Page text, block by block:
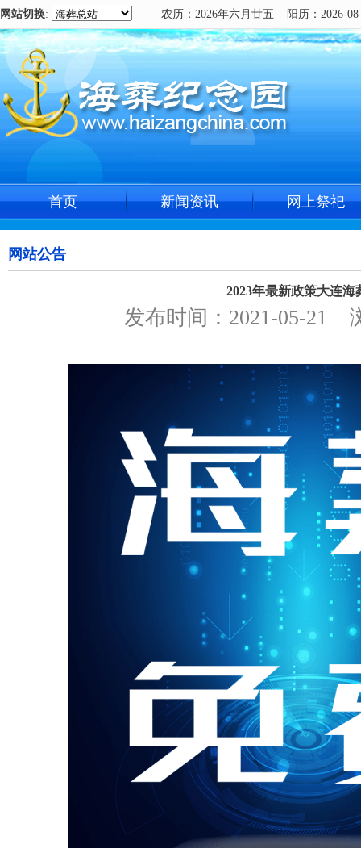
网站切换: 农历：2026年六月廿五 阳历：2026-
首页 新闻资讯 网上祭祀
网站公告
2023年最新政策大连海
发布时间：2021-05-21